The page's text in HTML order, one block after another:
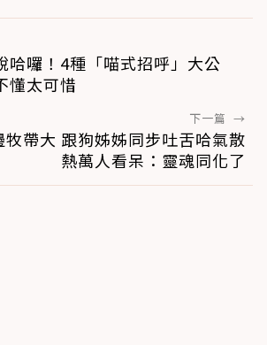
哈囉！4種「喵式招呼」大公
懂太可惜
下一篇 →
帶大 跟狗姊姊同步吐舌哈氣散
熱萬人看呆：靈魂同化了